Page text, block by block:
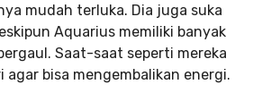
mudah terluka. Dia juga suka
Aquarius memiliki banyak
Saat-saat seperti mereka
bisa mengembalikan energi.